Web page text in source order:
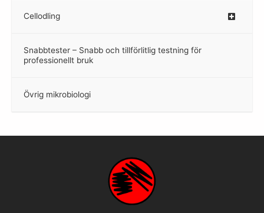
Cellodling
–
Snabbtester – Snabb och tillförlitlig testning för
professionellt bruk
–
Övrig mikrobiologi
–